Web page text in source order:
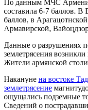
По данным МЧС
составила 6-7 баллов.
баллов, в
Армавирской,
Данные о разрушениях
землетрясения
Жители армянской
Накануне на востоке
землетрясение
ощущались подземные
Сведений о